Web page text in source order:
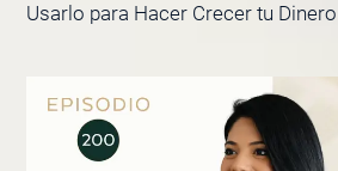
Usarlo para Hacer Crecer tu Dinero